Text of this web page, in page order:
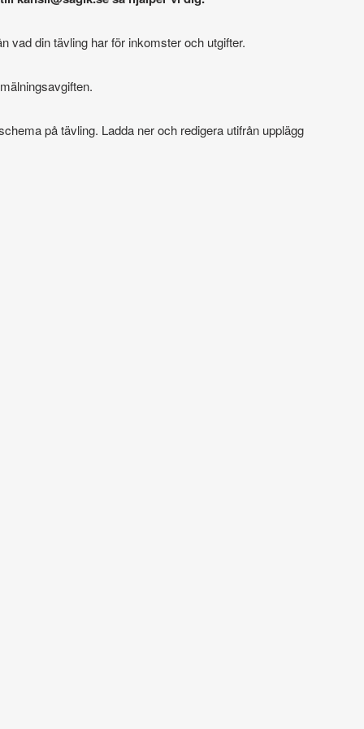
vad din tävling har för inkomster och utgifter.
på tävling. Ladda ner och redigera utifrån upplägg